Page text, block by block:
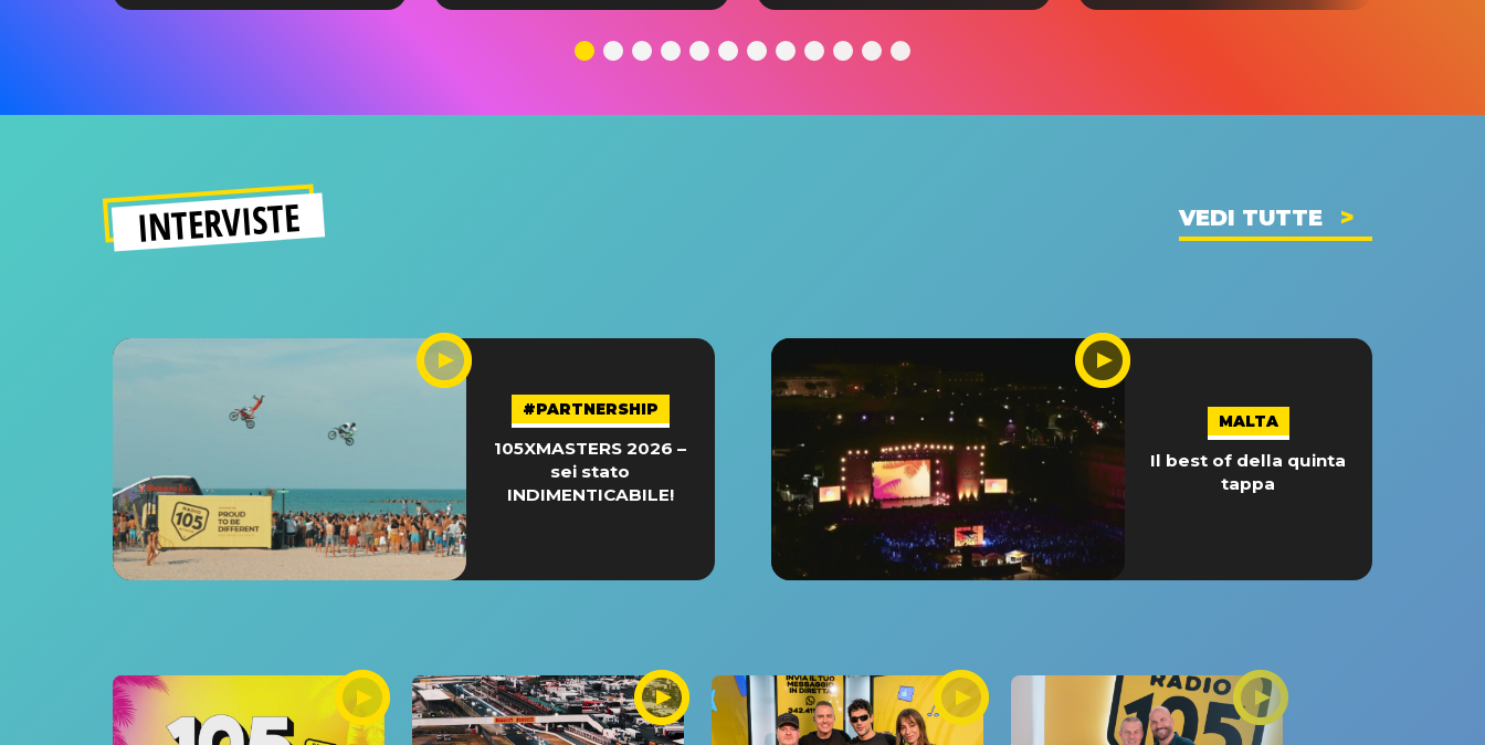
INTERVISTE VEDI TUTTE
#PARTNERSHIP
105XMASTERS 2026 –
sei stato
INDIMENTICABILE!
MALTA
Il best of della quinta
tappa